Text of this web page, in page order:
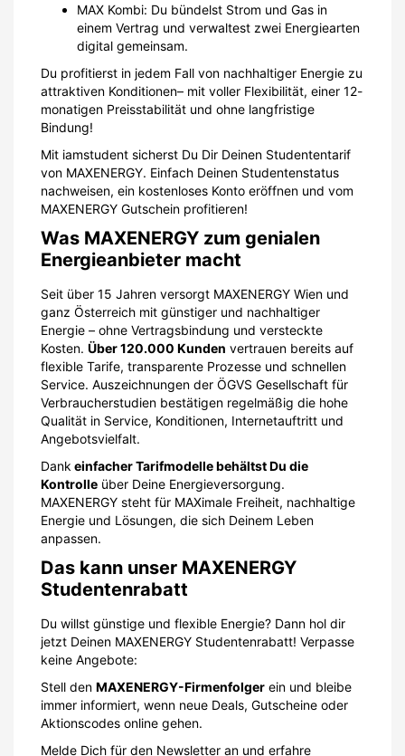
MAX Kombi: Du bündelst Strom und Gas in
einem Vertrag und verwaltest zwei Energiearten
digital gemeinsam.
Du profitierst in jedem Fall von nachhaltiger Energie zu
attraktiven Konditionen– mit voller Flexibilität, einer 12-
monatigen Preisstabilität und ohne langfristige
Bindung!
Mit iamstudent sicherst Du Dir Deinen Studententarif
von MAXENERGY. Einfach Deinen Studentenstatus
nachweisen, ein kostenloses Konto eröffnen und vom
MAXENERGY Gutschein profitieren!
Was MAXENERGY zum genialen
Energieanbieter macht
Seit über 15 Jahren versorgt MAXENERGY Wien und
ganz Österreich mit günstiger und nachhaltiger
Energie – ohne Vertragsbindung und versteckte
Kosten. Über 120.000 Kunden vertrauen bereits auf
flexible Tarife, transparente Prozesse und schnellen
Service. Auszeichnungen der ÖGVS Gesellschaft für
Verbraucherstudien bestätigen regelmäßig die hohe
Qualität in Service, Konditionen, Internetauftritt und
Angebotsvielfalt.
Dank einfacher Tarifmodelle behältst Du die
Kontrolle über Deine Energieversorgung.
MAXENERGY steht für MAXimale Freiheit, nachhaltige
Energie und Lösungen, die sich Deinem Leben
anpassen.
Das kann unser MAXENERGY
Studentenrabatt
Du willst günstige und flexible Energie? Dann hol dir
jetzt Deinen MAXENERGY Studentenrabatt! Verpasse
keine Angebote:
Stell den MAXENERGY-Firmenfolger ein und bleibe
immer informiert, wenn neue Deals, Gutscheine oder
Aktionscodes online gehen.
Melde Dich für den Newsletter an und erfahre